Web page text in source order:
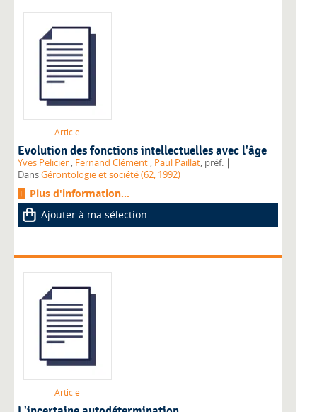
Article
Evolution des fonctions intellectuelles avec l'âge
Yves Pelicier ; Fernand Clément ; Paul Paillat, préf. |
DansGérontologie et société (62, 1992)
Plus d'information...
Ajouter à ma sélection
Article